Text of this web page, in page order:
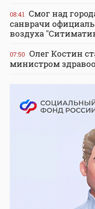
08:41 Смог над
санврачи
воздуха
07:50 Олег Костин
министром